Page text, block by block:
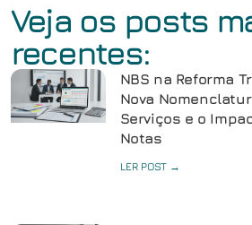
Veja os posts
recentes:
NBS na Reforma
Nova
Serviços e o
Notas
LER POST →